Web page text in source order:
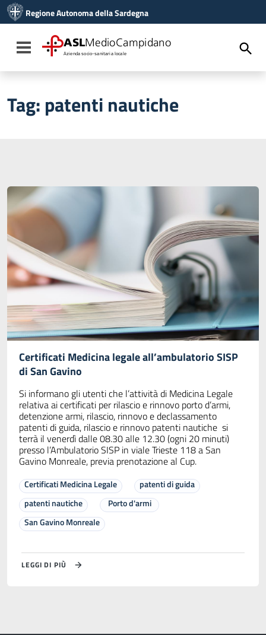
Vai al menu di navigazione
Vai al footer
Regione Autonoma della Sardegna
Toggle navigation
ASLMedioCampidano
Azienda socio-sanitaria locale
Tag: patenti nautiche
Certificati Medicina legale all’ambulatorio SISP
di San Gavino
Si informano gli utenti che l’attività di Medicina Legale
relativa ai certificati per rilascio e rinnovo porto d’armi,
detenzione armi, rilascio, rinnovo e declassamento
patenti di guida, rilascio e rinnovo patenti nautiche si
terrà il venerdì dalle 08.30 alle 12.30 (ogni 20 minuti)
presso l’Ambulatorio SISP in viale Trieste 118 a San
Gavino Monreale, previa prenotazione al Cup.
Certificati Medicina Legale
patenti di guida
patenti nautiche
Porto d'armi
San Gavino Monreale
LEGGI DI PIÙ